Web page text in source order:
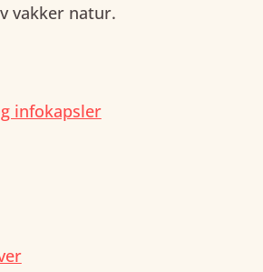
vakker natur.
infokapsler